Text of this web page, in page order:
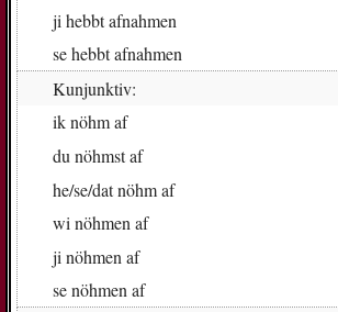
ji hebbt af­nah­men
sehebbt af­nah­men
Kunjunktiv:
iknöhm af
du nöhmst af
he/se/datnöhm af
winöh­men af
ji nöh­men af
senöh­men af